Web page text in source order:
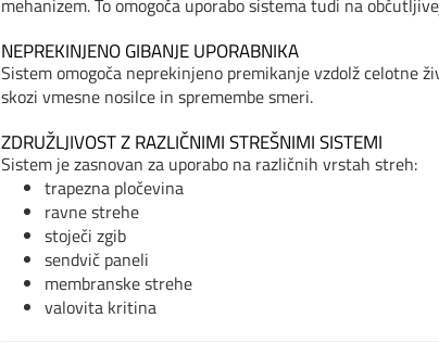
NEPREKINJENO GIBANJE UPORABNIKA
Sistem omogoča neprekinjeno premikanje vzdolž celotne
skozi vmesne nosilce in spremembe smeri.
ZDRUŽLJIVOST Z RAZLIČNIMI STREŠNIMI SISTEMI
Sistem je zasnovan za uporabo na različnih vrstah streh:
trapezna pločevina
ravne strehe
stoječi zgib
sendvič paneli
membranske strehe
valovita kritina